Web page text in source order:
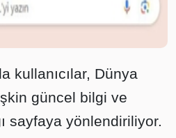
kullanıcılar, Dünya
güncel bilgi ve
sayfaya yönlendiriliyor.